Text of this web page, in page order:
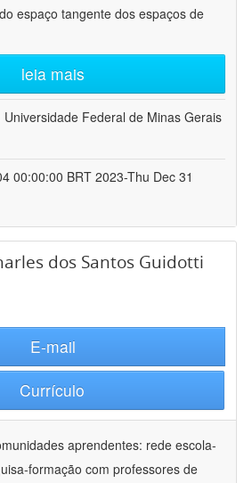
espaço tangente dos espaços de
leia mais
Universidade Federal de Minas Gerais
00:00:00 BRT 2023-Thu Dec 31
dos Santos Guidotti
E-mail
Currículo
aprendentes: rede escola-
formação com professores de